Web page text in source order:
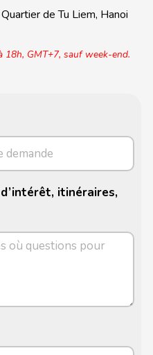
de Tu Liem, Hanoi
18h, GMT+7, sauf week-end.
itinéraires,